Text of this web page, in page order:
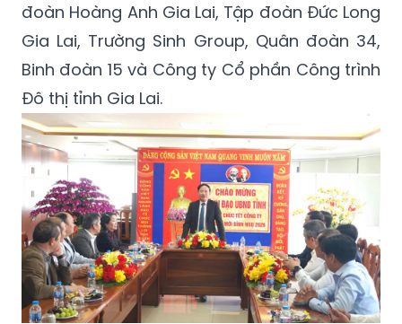
đoàn Hoàng Anh Gia Lai, Tập đoàn Đức Long
Gia Lai, Trường Sinh Group, Quân đoàn 34,
Binh đoàn 15 và Công ty Cổ phần Công trình
Đô thị tỉnh Gia Lai.